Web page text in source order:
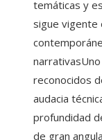
temáticas y
sigue vigente
reconocidos
audacia
profundidad
de gran